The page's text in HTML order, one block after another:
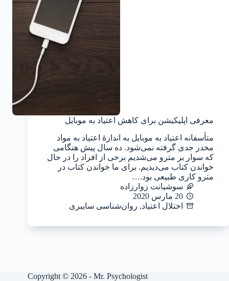
معرفی اپلیکیشن برای کاهش اعتیاد به موبایل
متأسفانه اعتیاد به موبایل به اندازهٔ اعتیاد به مواد
مخدر جدی گرفته نمی‌شود. ده سال پیش هنگامی
که سوار بر مترو می‌شدیم برخی از افراد را در حال
خواندن کتاب می‌دیدیم. برای ما خواندن کتاب در
مترو کاری طبیعی بود.…
سوشیانت زوارزاده
20 مارس 2020
اختلال اعتیاد, روان‌شناسی سایبری
Copyright © 2026 - Mr. Psychologist